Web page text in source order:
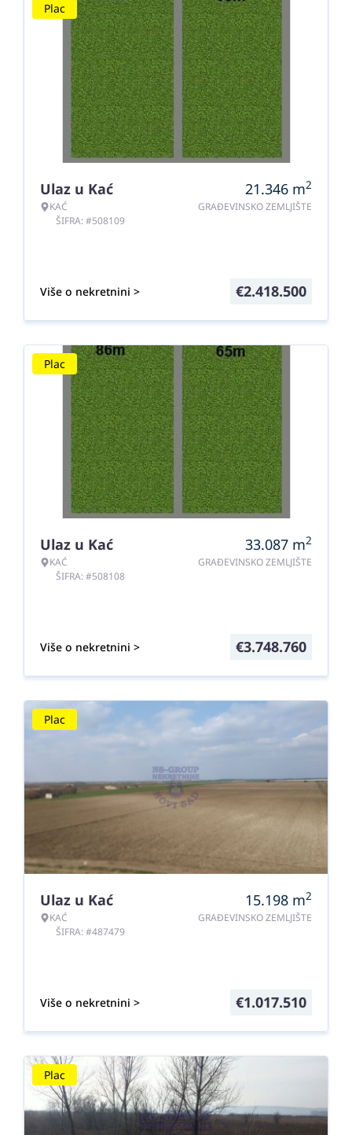
Plac
Ulaz u Kać
KAĆ
ŠIFRA: #508109
21.346 m2
GRAĐEVINSKO ZEMLJIŠTE
Više o nekretnini > €2.418.500
Plac
Ulaz u Kać
KAĆ
ŠIFRA: #508108
33.087 m2
GRAĐEVINSKO ZEMLJIŠTE
Više o nekretnini > €3.748.760
Plac
Ulaz u Kać
KAĆ
ŠIFRA: #487479
15.198 m2
GRAĐEVINSKO ZEMLJIŠTE
Više o nekretnini > €1.017.510
Plac